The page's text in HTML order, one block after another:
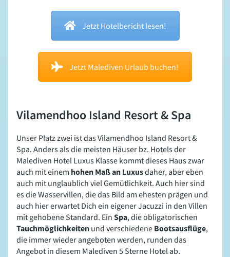
Jetzt Hotelbericht lesen!
Jetzt Malediven Urlaub buchen!
Vilamendhoo Island Resort & Spa
Unser Platz zwei ist das Vilamendhoo Island Resort &
Spa. Anders als die meisten Häuser bz. Hotels der
Malediven Hotel Luxus Klasse kommt dieses Haus zwar
auch mit einem hohen Maß an Luxusdaher, aber eben
auch mit unglaublich viel Gemütlichkeit. Auch hier sind
es die Wasservillen, die das Bild am ehesten prägen und
auch hier erwartet Dich ein eigener Jacuzzi in den Villen
mit gehobene Standard. Ein Spa, die obligatorischen
Tauchmöglichkeiten und verschiedene Bootsausflüge,
die immer wieder angeboten werden, runden das
Angebot in diesem Malediven 5 Sterne Hotel ab.